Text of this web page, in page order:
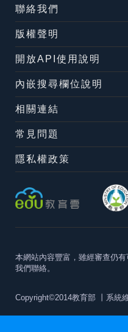
聯絡我們
版權聲明
開放API使用說明
內嵌搜尋欄位說明
相關連結
常見問題
隱私權政策
本網站內容豐富，雖經審查仍有
我們聯絡。
Copyright©2014教育部 丨系統